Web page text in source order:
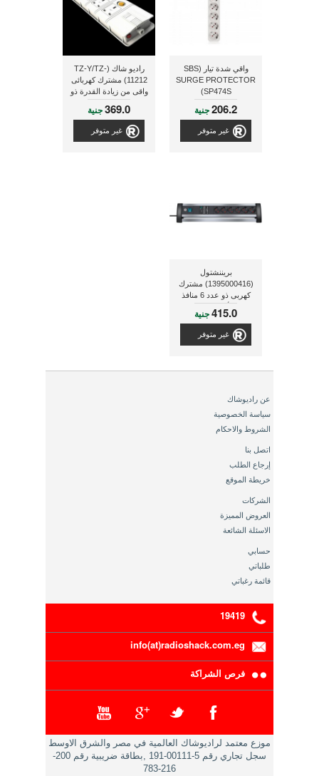
واقي شدة تيار (SBS
SURGE PROTECTOR
SP474S)
206.2جنية
غير متوفر
راديو شاك (TZ-Y/TZ-
11212) مشترك كهربائى
واقى من زيادة القدرة ذو
5 منافذ
369.0جنية
غير متوفر
بريننشتول
(1395000416) مشترك
كهربى ذو عدد 6 منافذ
لحماية الأجهزة من تقلبات
415.0جنية
غير متوفر
عن راديوشاك
سياسة الخصوصية
الشروط والاحكام
اتصل بنا
إرجاع الطلب
خريطة الموقع
الشركات
العروض المميزة
الاسئلة الشائعة
حسابي
طلباتي
قائمة رغباتي
19419
info(at)radioshack.com.eg
فرص الشراكة
موزع معتمد لراديوشاك العالمية في مصر والشرق الاوسط
سجل تجاري رقم 5-00111-191 ,بطاقة ضريبية رقم 200-
216-783